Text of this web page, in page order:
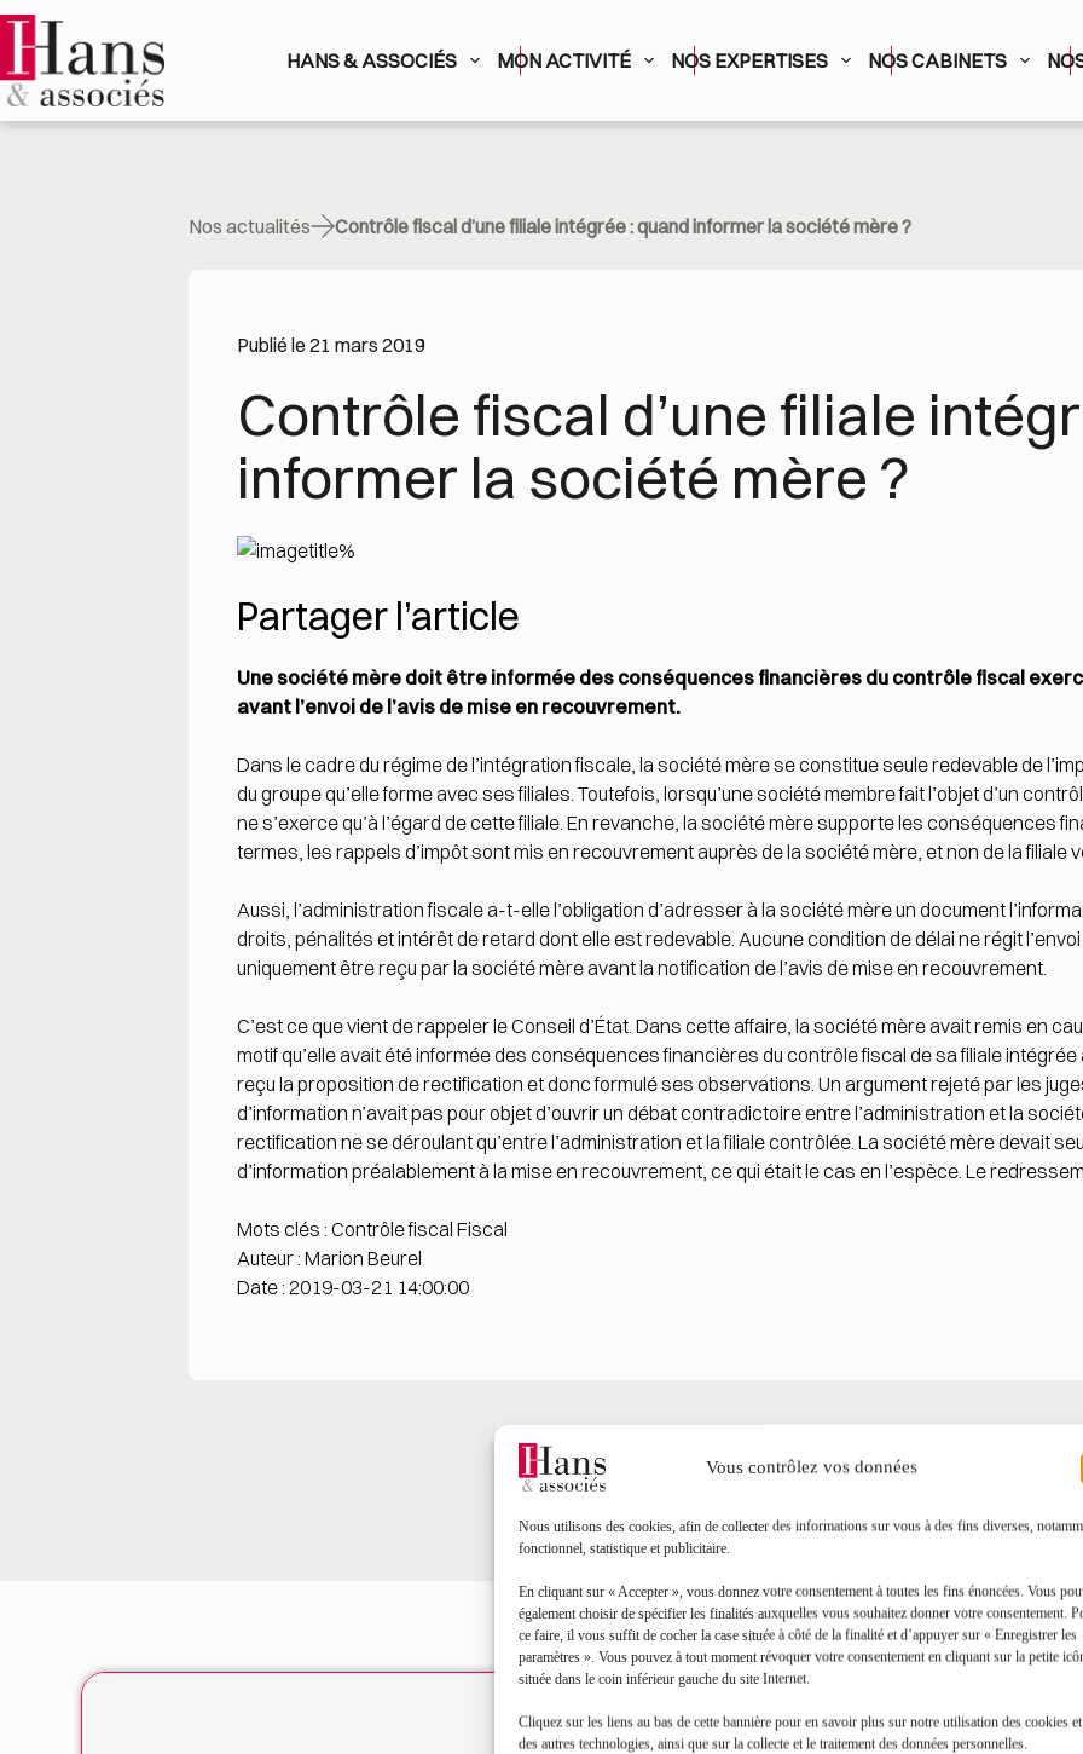
Vous contrôlez vos données
Nous utilisons des cookies, afin de collecter des informations sur vous à des fins diverses,
fonctionnel, statistique et publicitaire.
En cliquant sur « Accepter », vous donnez votre consentement à toutes les fins énoncées. Vous
également choisir de spécifier les finalités auxquelles vous souhaitez donner votre consentement.
ce faire, il vous suffit de cocher la case située à côté de la finalité et d’appuyer sur « Enregistrer les
paramètres ». Vous pouvez à tout moment révoquer votre consentement en cliquant sur la petite
située dans le coin inférieur gauche du site Internet.
Cliquez sur les liens au bas de cette bannière pour en savoir plus sur notre utilisation des cookies et
des autres technologies, ainsi que sur la collecte et le traitement des données personnelles.
contenu
HANS & ASSOCIÉS MON ACTIVITÉ NOS EXPERTISES NOS CABINETS
Nos actualités Contrôle fiscal d’une filiale intégrée : quand informer la société mère ?
Publié le 21 mars 2019
Contrôle fiscal d’une filiale
informer la société mère ?
Partager l’article
Une société mère doit être informée des conséquences financières du contrôle fiscal
avant l’envoi de l’avis de mise en recouvrement.
Dans le cadre du régime de l’intégration fiscale, la société mère se constitue seule redevable de
du groupe qu’elle forme avec ses filiales. Toutefois, lorsqu’une société membre fait l’objet d’un
ne s’exerce qu’à l’égard de cette filiale. En revanche, la société mère supporte les conséquences
termes, les rappels d’impôt sont mis en recouvrement auprès de la société mère, et non de la filiale
Aussi, l’administration fiscale a-t-elle l’obligation d’adresser à la société mère un document
droits, pénalités et intérêt de retard dont elle est redevable. Aucune condition de délai ne régit
uniquement être reçu par la société mère avant la notification de l’avis de mise en recouvrement.
C’est ce que vient de rappeler le Conseil d’État. Dans cette affaire, la société mère avait remis en
motif qu’elle avait été informée des conséquences financières du contrôle fiscal de sa filiale
reçu la proposition de rectification et donc formulé ses observations. Un argument rejeté par les
d’information n’avait pas pour objet d’ouvrir un débat contradictoire entre l’administration et la
rectification ne se déroulant qu’entre l’administration et la filiale contrôlée. La société mère devait
d’information préalablement à la mise en recouvrement, ce qui était le cas en l’espèce. Le
Mots clés : Contrôle fiscal Fiscal
Auteur : Marion Beurel
Date : 2019-03-21 14:00:00
Toutes les actualités
Contact